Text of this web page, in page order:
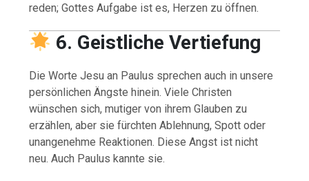
reden; Gottes Aufgabe ist es, Herzen zu öffnen.
6. Geistliche Vertiefung
Die Worte Jesu an Paulus sprechen auch in unsere
persönlichen Ängste hinein. Viele Christen
wünschen sich, mutiger von ihrem Glauben zu
erzählen, aber sie fürchten Ablehnung, Spott oder
unangenehme Reaktionen. Diese Angst ist nicht
neu. Auch Paulus kannte sie.